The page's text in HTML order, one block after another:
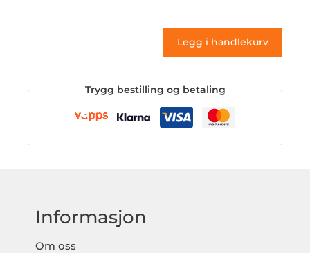
antall
Legg i handlekurv
Trygg bestilling og betaling
Informasjon
Om oss